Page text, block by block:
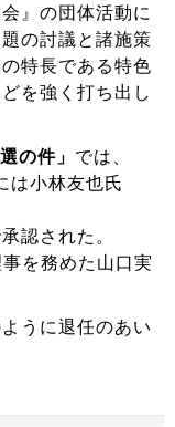
』の団体活動に
の討議と諸施策
特長である特色
を強く打ち出し
の件」 では、
は小林友也氏
認された。
を務めた山口実
うに退任のあい